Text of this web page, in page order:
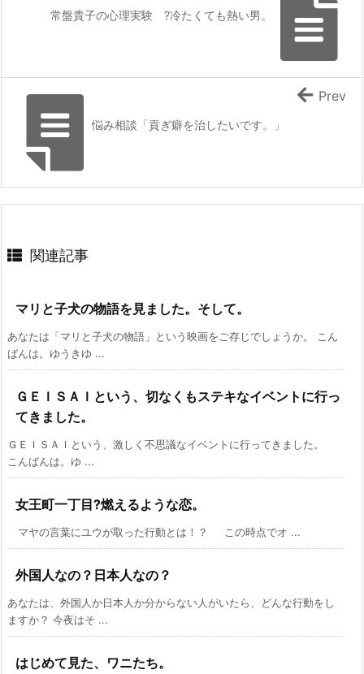
常盤貴子の心理実験 ?冷たくても熱い男。
悩み相談「貢ぎ癖を治したいです。」
Prev
関連記事
マリと子犬の物語を見ました。そして。
あなたは「マリと子犬の物語」という映画をご存じでしょうか。 こん
ばんは。ゆうきゆ ...
ＧＥＩＳＡＩという、切なくもステキなイベントに行っ
てきました。
ＧＥＩＳＡＩという、激しく不思議なイベントに行ってきました。
こんばんは。ゆ ...
女王町一丁目?燃えるような恋。
マヤの言葉にユウが取った行動とは！？ この時点でオ ...
外国人なの？日本人なの？
あなたは、外国人か日本人か分からない人がいたら、どんな行動をし
ますか？ 今夜はそ ...
はじめて見た、ワニたち。